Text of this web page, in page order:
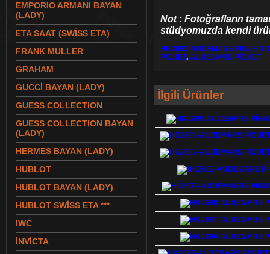
EMPORIO ARMANI BAYAN
(LADY)
ETA SAAT (SWİSS ETA)
FRANK MULLER
GRAHAM
GUCCİ BAYAN (LADY)
GUESS COLLECTION
GUESS COLLECTION BAYAN
(LADY)
HERMES BAYAN (LADY)
HUBLOT
HUBLOT BAYAN (LADY)
HUBLOT SWİSS ETA ***
IWC
İNVİCTA
Not : Fotoğrafların
stüdyomuzda kendi
HK2693-AUDEMARS
PIGUET, AUDEMARS PİGUET
İlgili Ürünler